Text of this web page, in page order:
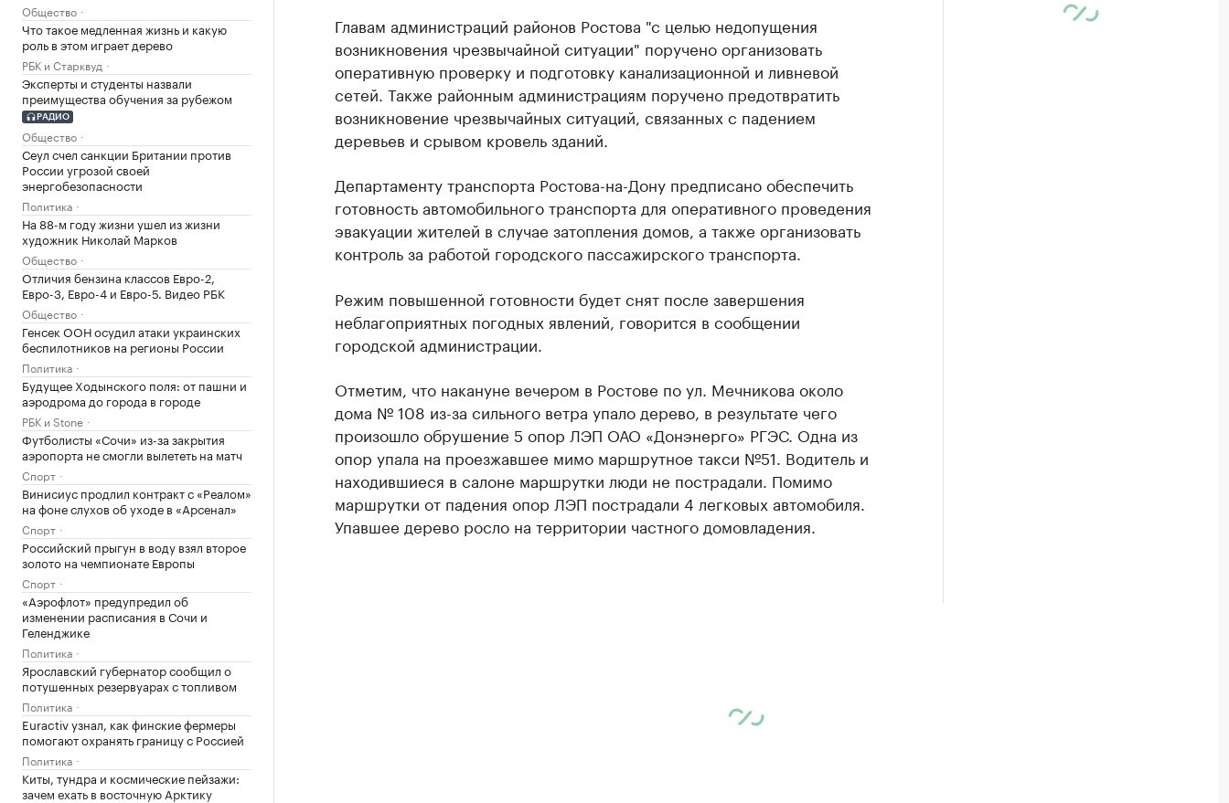
Общество
Что такое медленная жизнь и какую
роль в этом играет дерево
РБК и Старквуд
Эксперты и студенты назвали
преимущества обучения за рубежом
РАДИО
Общество
Сеул счел санкции Британии против
России угрозой своей
энергобезопасности
Политика
На 88-м году жизни ушел из жизни
художник Николай Марков
Общество
Отличия бензина классов Евро-2,
Евро-3, Евро-4 и Евро-5. Видео РБК
Общество
Генсек ООН осудил атаки украинских
беспилотников на регионы России
Политика
Будущее Ходынского поля: от пашни и
аэродрома до города в городе
РБК и Stone
Футболисты «Сочи» из-за закрытия
аэропорта не смогли вылететь на матч
Спорт
Винисиус продлил контракт с «Реалом»
на фоне слухов об уходе в «Арсенал»
Спорт
Российский прыгун в воду взял второе
золото на чемпионате Европы
Спорт
«Аэрофлот» предупредил об
изменении расписания в Сочи и
Геленджике
Политика
Ярославский губернатор сообщил о
потушенных резервуарах с топливом
Политика
Euractiv узнал, как финские фермеры
помогают охранять границу с Россией
Политика
Киты, тундра и космические пейзажи:
зачем ехать в восточную Арктику
Главам администраций районов Ростова "с целью недопущения
возникновения чрезвычайной ситуации" поручено организовать
оперативную проверку и подготовку канализационной и ливневой
сетей. Также районным администрациям поручено предотвратить
возникновение чрезвычайных ситуаций, связанных с падением
деревьев и срывом кровель зданий.
Департаменту транспорта Ростова-на-Дону предписано обеспечить
готовность автомобильного транспорта для оперативного проведения
эвакуации жителей в случае затопления домов, а также организовать
контроль за работой городского пассажирского транспорта.
Режим повышенной готовности будет снят после завершения
неблагоприятных погодных явлений, говорится в сообщении
городской администрации.
Отметим, что накануне вечером в Ростове по ул. Мечникова около
дома № 108 из-за сильного ветра упало дерево, в результате чего
произошло обрушение 5 опор ЛЭП ОАО «Донэнерго» РГЭС. Одна из
опор упала на проезжавшее мимо маршрутное такси №51. Водитель и
находившиеся в салоне маршрутки люди не пострадали. Помимо
маршрутки от падения опор ЛЭП пострадали 4 легковых автомобиля.
Упавшее дерево росло на территории частного домовладения.